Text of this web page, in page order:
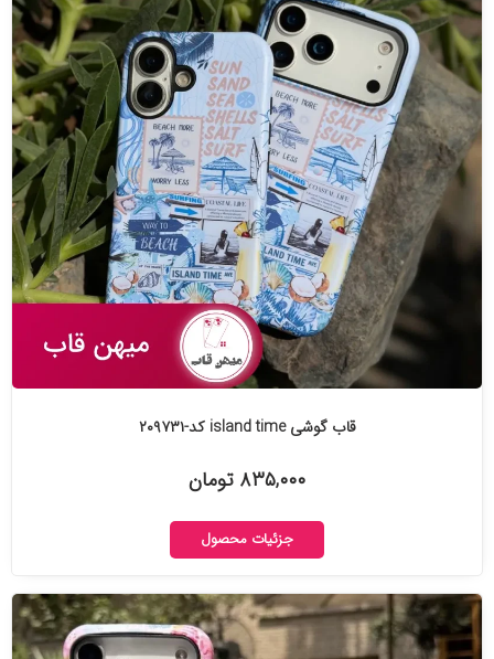
قاب گوشی island time کد-۲۰۹۷۳۱
۸۳۵,۰۰۰ تومان
جزئیات محصول